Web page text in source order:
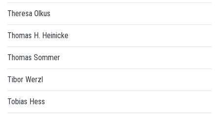
Theresa Olkus
Thomas H. Heinicke
Thomas Sommer
Tibor Werzl
Tobias Hess